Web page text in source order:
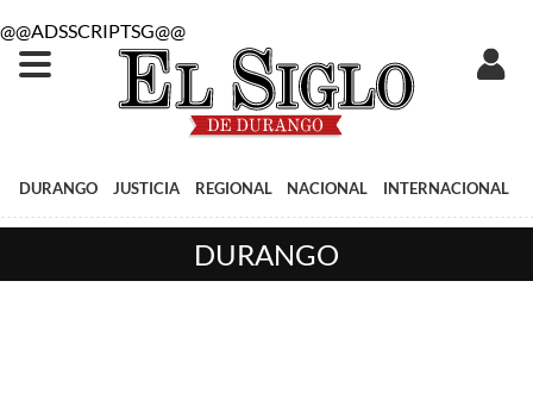
@@ADSSCRIPTSG@@
DURANGO JUSTICIA REGIONAL NACIONAL INTERNACIONAL
DURANGO